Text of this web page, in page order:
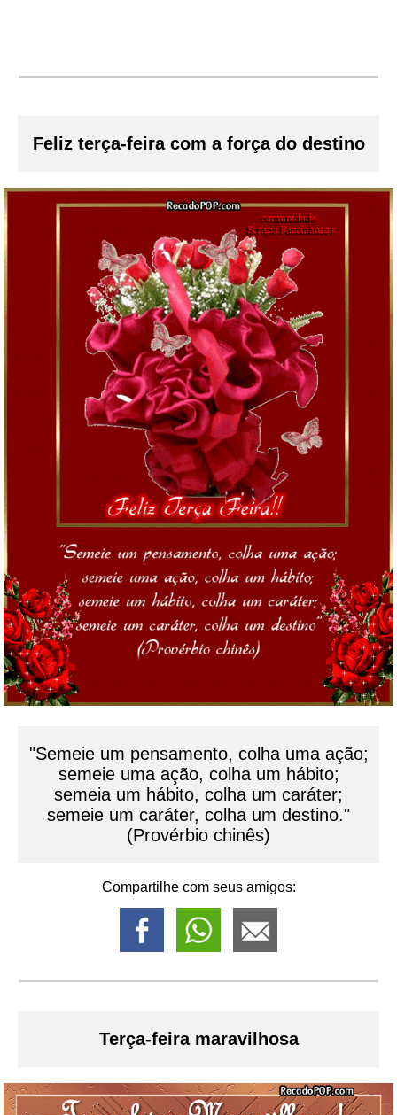
Feliz terça-feira com a força do destino
"Semeie um pensamento, colha uma ação;
semeie uma ação, colha um hábito;
semeia um hábito, colha um caráter;
semeie um caráter, colha um destino."
(Provérbio chinês)
Compartilhe com seus amigos:
Terça-feira maravilhosa